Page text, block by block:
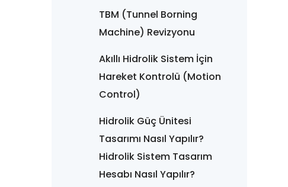
TBM (Tunnel Borning
Machine) Revizyonu
Akıllı Hidrolik Sistem İçin
Hareket Kontrolü (Motion
Control)
Hidrolik Güç Ünitesi
Tasarımı Nasıl Yapılır?
Hidrolik Sistem Tasarım
Hesabı Nasıl Yapılır?